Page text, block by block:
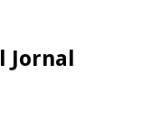
Jornal